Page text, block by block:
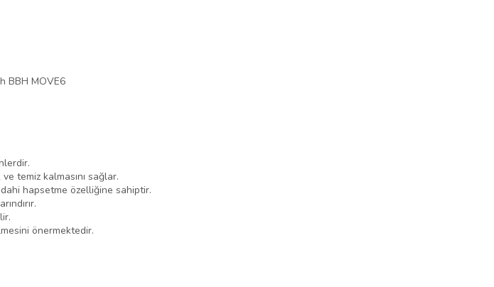
BBH MOVE6
temiz kalmasını sağlar.
hapsetme özelliğine sahiptir.
önermektedir.